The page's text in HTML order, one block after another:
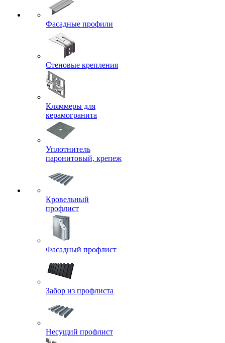
Фасадные профили
Стеновые крепления
Кляммеры для
керамогранита
Уплотнитель
паронитовый, крепеж
Кровельный
профлист
Фасадный профлист
Забор из профлиста
Несущий профлист